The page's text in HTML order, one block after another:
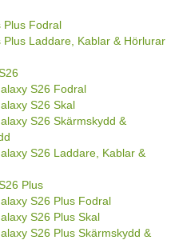
Plus Fodral
Plus Laddare, Kablar & Hörlurar
S26 Fodral
S26 Skal
S26 Skärmskydd &
S26 Laddare, Kablar &
Plus
S26 Plus Fodral
S26 Plus Skal
S26 Plus Skärmskydd &